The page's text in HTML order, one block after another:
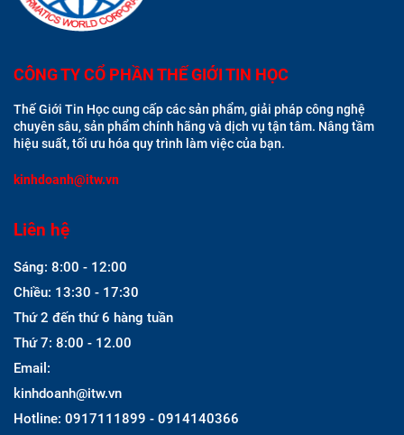
CÔNG TY CỔ PHẦN THẾ GIỚI TIN HỌC
Thế Giới Tin Học cung cấp các sản phẩm, giải pháp công nghệ
chuyên sâu, sản phẩm chính hãng và dịch vụ tận tâm. Nâng tầm
hiệu suất, tối ưu hóa quy trình làm việc của bạn.
kinhdoanh@itw.vn
Liên hệ
Sáng: 8:00 - 12:00
Chiều: 13:30 - 17:30
Thứ 2 đến thứ 6 hàng tuần
Thứ 7: 8:00 - 12.00
Email:
kinhdoanh@itw.vn
Hotline: 0917111899 - 0914140366